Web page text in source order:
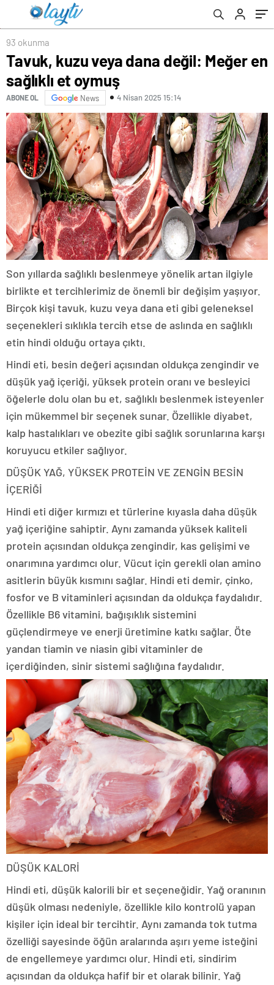
93 okunma
Tavuk, kuzu veya dana değil: Meğer en
sağlıklı et oymuş
ABONE OL News 4 Nisan 2025 15:14
Son yıllarda sağlıklı beslenmeye yönelik artan ilgiyle
birlikte et tercihlerimiz de önemli bir değişim yaşıyor.
Birçok kişi tavuk, kuzu veya dana eti gibi geleneksel
seçenekleri sıklıkla tercih etse de aslında en sağlıklı
etin hindi olduğu ortaya çıktı.
Hindi eti, besin değeri açısından oldukça zengindir ve
düşük yağ içeriği, yüksek protein oranı ve besleyici
öğelerle dolu olan bu et, sağlıklı beslenmek isteyenler
için mükemmel bir seçenek sunar. Özellikle diyabet,
kalp hastalıkları ve obezite gibi sağlık sorunlarına karşı
koruyucu etkiler sağlıyor.
DÜŞÜK YAĞ, YÜKSEK PROTEİN VE ZENGİN BESİN
İÇERİĞİ
Hindi eti diğer kırmızı et türlerine kıyasla daha düşük
yağ içeriğine sahiptir. Aynı zamanda yüksek kaliteli
protein açısından oldukça zengindir, kas gelişimi ve
onarımına yardımcı olur. Vücut için gerekli olan amino
asitlerin büyük kısmını sağlar. Hindi eti demir, çinko,
fosfor ve B vitaminleri açısından da oldukça faydalıdır.
Özellikle B6 vitamini, bağışıklık sistemini
güçlendirmeye ve enerji üretimine katkı sağlar. Öte
yandan tiamin ve niasin gibi vitaminler de
içerdiğinden, sinir sistemi sağlığına faydalıdır.
DÜŞÜK KALORİ
Hindi eti, düşük kalorili bir et seçeneğidir. Yağ oranının
düşük olması nedeniyle, özellikle kilo kontrolü yapan
kişiler için ideal bir tercihtir. Aynı zamanda tok tutma
özelliği sayesinde öğün aralarında aşırı yeme isteğini
de engellemeye yardımcı olur. Hindi eti, sindirim
açısından da oldukça hafif bir et olarak bilinir. Yağ